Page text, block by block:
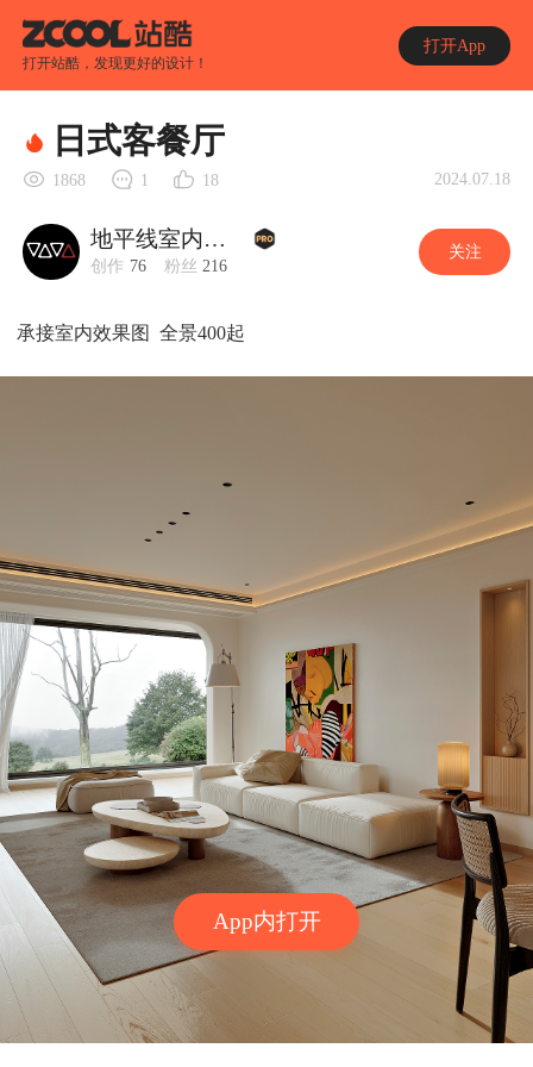
打开站酷，发现更好的设计！
打开App
App内打开
日式客餐厅
1868 1 18 2024.07.18
地平线室内效果图
创作 76 粉丝 216
关注
承接室内效果图 全景400起